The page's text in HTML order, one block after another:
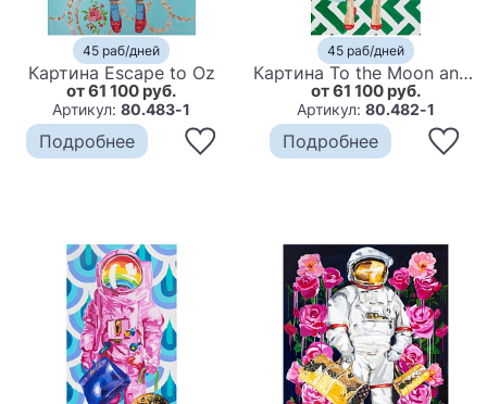
45 раб/дней
Картина Escape to Oz
от 61 100 руб.
Артикул:80.483-1
Подробнее
45 раб/дней
Картина To the Moon and Back with a Party and a LV Full of Emotional Baggage
от 61 100 руб.
Артикул: 80.482-1
Подробнее